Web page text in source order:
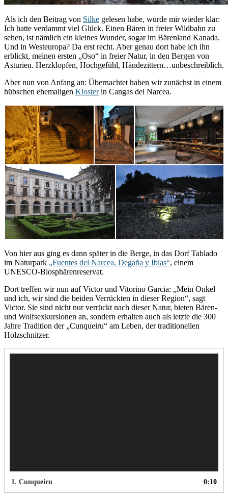
Als ich den Beitrag von Silke gelesen habe, wurde mir wieder klar:
Ich hatte verdammt viel Glück. Einen Bären in freier Wildbahn zu
sehen, ist nämlich ein kleines Wunder, sogar im Bärenland Kanada.
Und in Westeuropa? Da erst recht. Aber genau dort habe ich ihn
erblickt, meinen ersten „Oso“ in freier Natur, in den Bergen von
Asturien. Herzklopfen, Hochgefühl, Händezittern…unbeschreiblich.
Aber nun von Anfang an: Übernachtet haben wir zunächst in einem
hübschen ehemaligen Klosterin Cangas del Narcea.
Von hier aus ging es dann später in die Berge, in das Dorf Tablado
im Naturpark „Fuentes del Narcea, Degaña y Ibias“, einem
UNESCO-Biosphärenreservat.
Dort treffen wir nun auf Victor und Vitorino Garcia: „Mein Onkel
und ich, wir sind die beiden Verrückten in dieser Region“, sagt
Victor. Sie sind nicht nur verrückt nach dieser Natur, bieten Bären-
und Wolfsexkursionen an, sondern erhalten auch als letzte die 300
Jahre Tradition der „Cunqueiru“ am Leben, der traditionellen
Holzschnitzer.
1. Cunqueiru 0:10